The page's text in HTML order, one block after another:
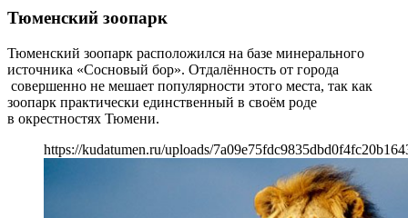
Тюменский зоопарк
Тюменский зоопарк расположился на базе минерального
источника «Сосновый бор». Отдалённость от города
совершенно не мешает популярности этого места, так как
зоопарк практически единственный в своём роде
в окрестностях Тюмени.
https://kudatumen.ru/uploads/